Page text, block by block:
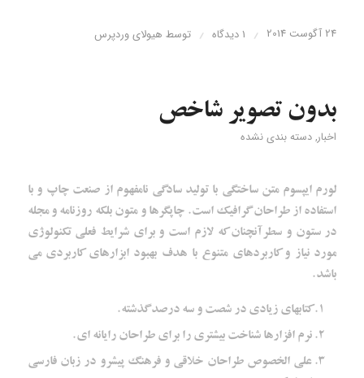
24 آگوست 2014 / 1 دیدگاه / توسط هیولای وردپرس
بدون تصویر شاخص
اخبار, دسته بندی نشده
لورم ایپسوم متن ساختگی با تولید سادگی نامفهوم از صنعت چاپ و با
استفاده از طراحان گرافیک است. چاپگرها و متون بلکه روزنامه و مجله
در ستون و سطرآنچنان که لازم است و برای شرایط فعلی تکنولوژی
مورد نیاز و کاربردهای متنوع با هدف بهبود ابزارهای کاربردی می
باشد.
کتابهای زیادی در شصت و سه درصد گذشته.
نرم افزارها شناخت بیشتری را برای طراحان رایانه ای.
علی الخصوص طراحان خلاقی و فرهنگ پیشرو در زبان فارسی